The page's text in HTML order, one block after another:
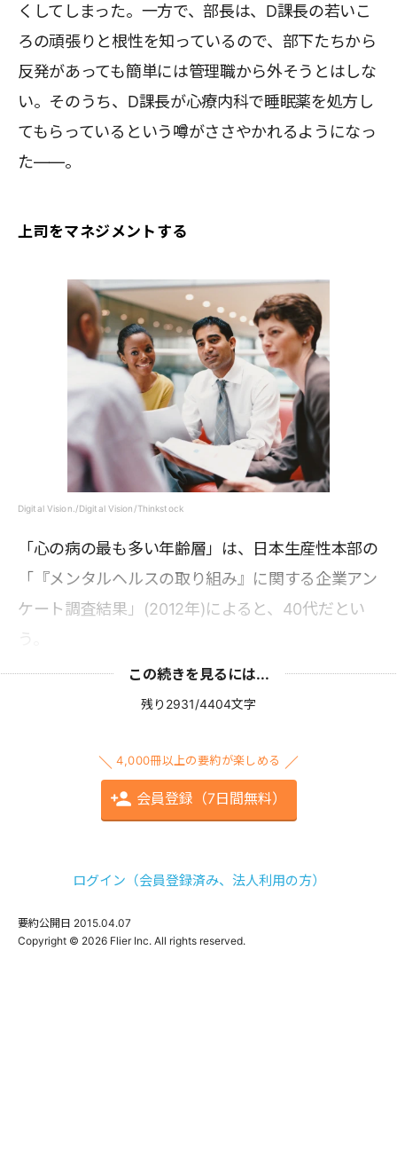
くしてしまった。一方で、部長は、D課長の若いこ
ろの頑張りと根性を知っているので、部下たちから
反発があっても簡単には管理職から外そうとはしな
い。そのうち、D課長が心療内科で睡眠薬を処方し
てもらっているという噂がささやかれるようになっ
た――。
上司をマネジメントする
Digital Vision./Digital Vision/Thinkstock
「心の病の最も多い年齢層」は、日本生産性本部の
「『メンタルヘルスの取り組み』に関する企業アン
ケート調査結果」(2012年)によると、40代だとい
う。
この続きを見るには...
残り2931/4404文字
4,000冊以上の要約が楽しめる
会員登録（7日間無料）
ログイン（会員登録済み、法人利用の方）
要約公開日 2015.04.07